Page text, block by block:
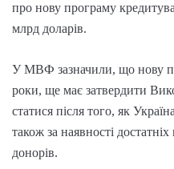
про нову програму
млрд доларів.
У МВФ зазначили, що нову
роки, ще має затвердити
статися після того, як
також за наявності
донорів.